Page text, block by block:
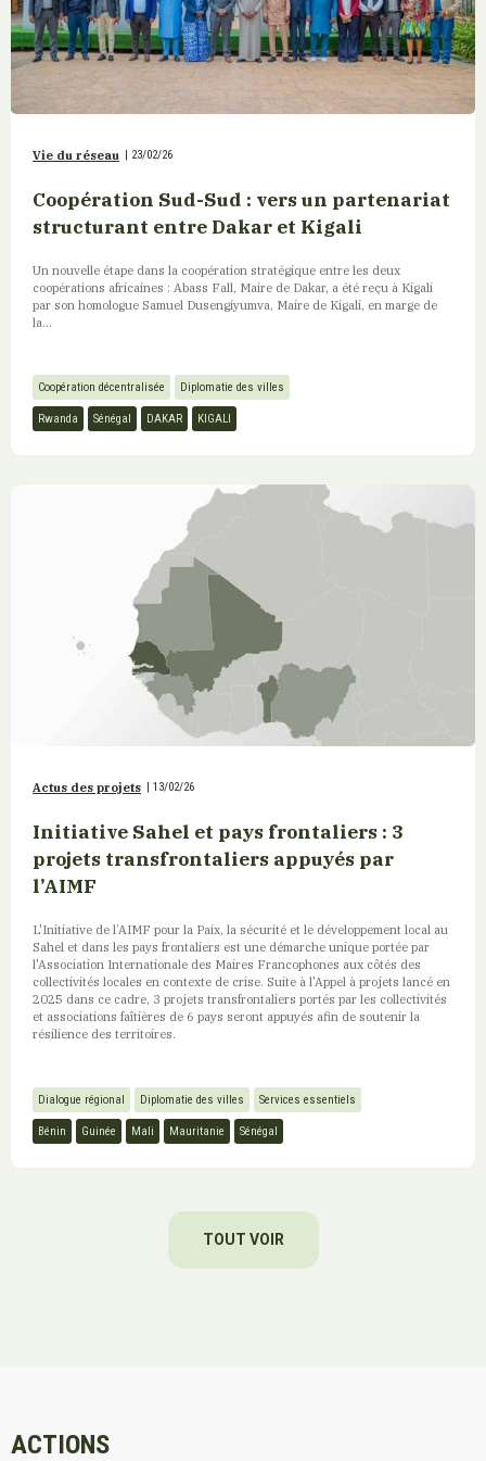
Vie du réseau | 23/02/26
Coopération Sud-Sud : vers un partenariat
structurant entre Dakar et Kigali
Un nouvelle étape dans la coopération stratégique entre les deux
coopérations africaines : Abass Fall, Maire de Dakar, a été reçu à Kigali
par son homologue Samuel Dusengiyumva, Maire de Kigali, en marge de
la...
Coopération décentralisée Diplomatie des villes
Rwanda Sénégal DAKAR KIGALI
Actus des projets 13/02/26
Initiative Sahel et pays frontaliers : 3
projets transfrontaliers appuyés par
l’AIMF
L'Initiative de l’AIMF pour la Paix, la sécurité et le développement local au
Sahel et dans les pays frontaliers est une démarche unique portée par
l'Association Internationale des Maires Francophones aux côtés des
collectivités locales en contexte de crise. Suite à l'Appel à projets lancé en
2025 dans ce cadre, 3 projets transfrontaliers portés par les collectivités
et associations faîtières de 6 pays seront appuyés afin de soutenir la
résilience des territoires.
Dialogue régional Diplomatie des villes Services essentiels
Bénin Guinée Mali Mauritanie Sénégal
TOUT VOIR
ACTIONS